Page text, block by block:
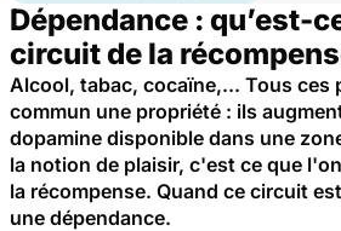
Dépendance : qu’est-
circuit de la
Alcool, tabac, cocaïne,... Tous ces
commun une propriété : ils
dopamine disponible dans une
la notion de plaisir, c'est ce que
la récompense. Quand ce circuit
une dépendance.